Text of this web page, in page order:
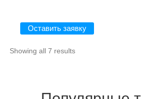
Оставить заявку
Showing all 7 results